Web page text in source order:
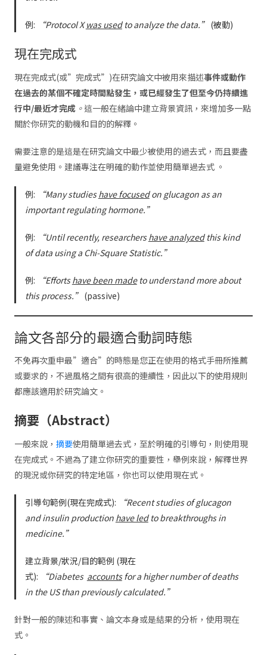
例: “Protocol Xwas usedto analyze the data.” (被動)
現在完成式
現在完成式(或”完成式”)在研究論文中被用來描述事件或動作
在過去的某個不確定時間點發生，或已經發生了但至今仍持續進
行中/最近才完成。這一般在緒論中建立背景資訊，來增加多一點
關於你研究的動機和目的的解釋。
需要注意的是這是在研究論文中最少被使用的過去式，而且要盡
量避免使用。建議專注在明確的動作並使用簡單過去式 。
例: “Many studieshave focusedon glucagon as an
important regulating hormone.”
例: “Until recently, researchershave analyzedthis kind
of data using a Chi-Square Statistic.”
例: “Effortshave been madeto understand more about
this process.” (passive)
論文各部分的最適合動詞時態
不免再次重申最”適合”的時態是您正在使用的格式手冊所推薦
或要求的，不過風格之間有很高的連續性，因此以下的使用規則
都應該適用於研究論文。
摘要（Abstract）
一般來說， 摘要使用簡單過去式，至於明確的引導句，則使用現
在完成式。不過為了建立你研究的重要性，舉例來說，解釋世界
的現況或你研究的特定地區，你也可以使用現在式。
引導句範例(現在完成式):
“Recent studies of glucagon
and insulin production have ledto breakthroughs in
medicine.”
建立背景/狀況/目的範例 (現在
式):
“Diabetes accountsfor a higher number of deaths
in the US than previously calculated.”
針對一般的陳述和事實、論文本身或是結果的分析，使用現在
式。